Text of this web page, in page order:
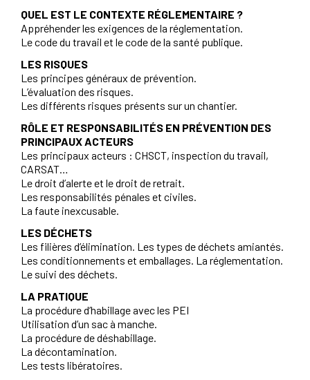
QUEL EST LE CONTEXTE RÉGLEMENTAIRE ?
Appréhender les exigences de la réglementation.
Le code du travail et le code de la santé publique.
LES RISQUES
Les principes généraux de prévention.
L’évaluation des risques.
Les différents risques présents sur un chantier.
RÔLE ET RESPONSABILITÉS EN PRÉVENTION DES
PRINCIPAUX ACTEURS
Les principaux acteurs : CHSCT, inspection du travail,
CARSAT…
Le droit d’alerte et le droit de retrait.
Les responsabilités pénales et civiles.
La faute inexcusable.
LES DÉCHETS
Les filières d’élimination. Les types de déchets amiantés.
Les conditionnements et emballages. La réglementation.
Le suivi des déchets.
LA PRATIQUE
La procédure d’habillage avec les PEI
Utilisation d’un sac à manche.
La procédure de déshabillage.
La décontamination.
Les tests libératoires.